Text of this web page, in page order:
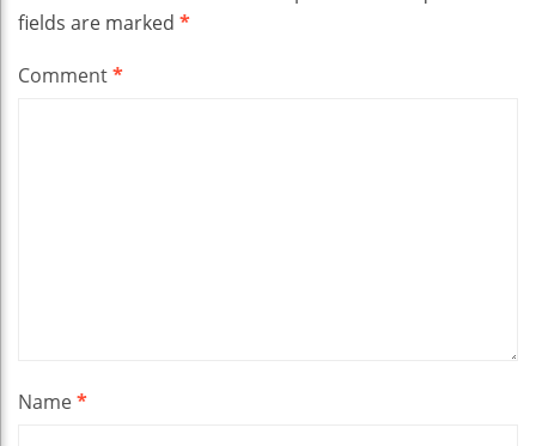
fields are marked *
Comment*
Name*